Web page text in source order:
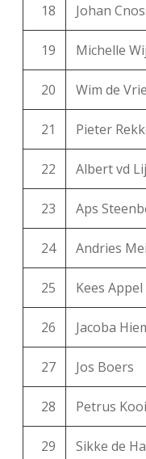
18 Johan
19 Michelle
20 Wim de
21 Pieter
22 Albert vd
23 Aps
24 Andries
25 Kees Appel
26 Jacoba
27 Jos Boers
28 Petrus
29 Sikke de